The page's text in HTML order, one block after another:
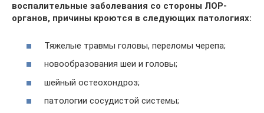
воспалительные заболевания со стороны ЛОР-
органов, причины кроются в следующих патологиях:
Тяжелые травмы головы, переломы черепа;
новообразования шеи и головы;
шейный остеохондроз;
патологии сосудистой системы;